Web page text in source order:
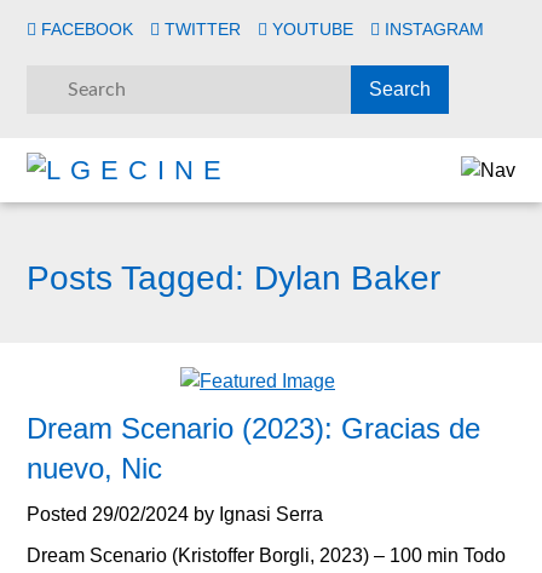
FACEBOOK TWITTER YOUTUBE INSTAGRAM
Posts Tagged: Dylan Baker
Dream Scenario (2023): Gracias de
nuevo, Nic
Posted 29/02/2024 by Ignasi Serra
Dream Scenario (Kristoffer Borgli, 2023) – 100 min Todo